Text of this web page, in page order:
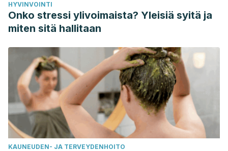
03002012000200001&lng=es&nrm=iso&tlng=es
Fu D guan. Cardiac Arrhythmias: Diagnosis, Symptoms, and
Behere SP, Weindling SN. Inherited arrhythmias: The
cardiac channelopathies. Annals of Pediatric Cardiology.
2015.
HYVINVOINTI
Onko stressi ylivoimaista? Yleisiä syitä ja
miten sitä hallitaan
KAUNEUDEN- JA TERVEYDENHOITO